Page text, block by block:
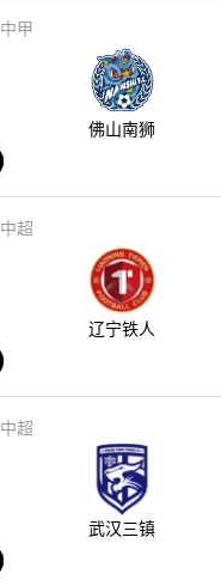
中甲
佛山南狮
中超
辽宁铁人
中超
武汉三镇